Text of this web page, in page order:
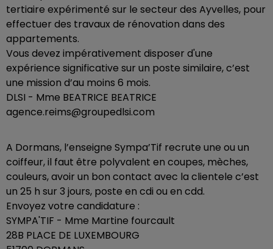
tertiaire expérimenté sur le secteur des Ayvelles, pour
effectuer des travaux de rénovation dans des
appartements.
Vous devez impérativement disposer d'une
expérience significative sur un poste similaire, c’est
une mission d’au moins 6 mois.
DLSI - Mme BEATRICE BEATRICE
agence.reims@groupedlsi.com
A Dormans, l’enseigne Sympa’Tif recrute une ou un
coiffeur, il faut être polyvalent en coupes, mèches,
couleurs, avoir un bon contact avec la clientele c’est
un 25 h sur 3 jours, poste en cdi ou en cdd.
Envoyez votre candidature :
SYMPA'TIF - Mme Martine fourcault
28B PLACE DE LUXEMBOURG